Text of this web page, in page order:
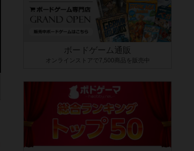
ボードゲーム通販
オンラインストアで7,500商品を販売中